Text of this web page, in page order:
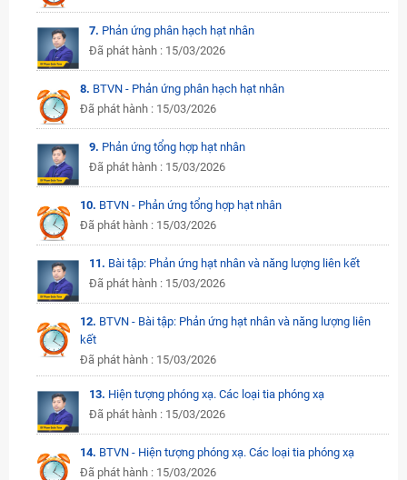
7. Phản ứng phân hạch hạt nhân
Đã phát hành : 15/03/2026
8. BTVN - Phản ứng phân hạch hạt nhân
Đã phát hành : 15/03/2026
9. Phản ứng tổng hợp hạt nhân
Đã phát hành : 15/03/2026
10. BTVN - Phản ứng tổng hợp hạt nhân
Đã phát hành : 15/03/2026
11. Bài tập: Phản ứng hạt nhân và năng lượng liên kết
Đã phát hành : 15/03/2026
12. BTVN - Bài tập: Phản ứng hạt nhân và năng lượng liên
kết
Đã phát hành : 15/03/2026
13. Hiện tượng phóng xạ. Các loại tia phóng xạ
Đã phát hành : 15/03/2026
14. BTVN - Hiện tượng phóng xạ. Các loại tia phóng xạ
Đã phát hành : 15/03/2026